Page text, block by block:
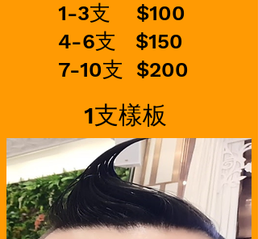
1-3支 $100
4-6支 $150
7-10支 $200
​1支樣板